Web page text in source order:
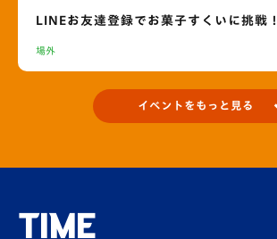
LINEお友達登録でお菓子すくいに挑戦！
場外
イベントをもっと見る
TIME